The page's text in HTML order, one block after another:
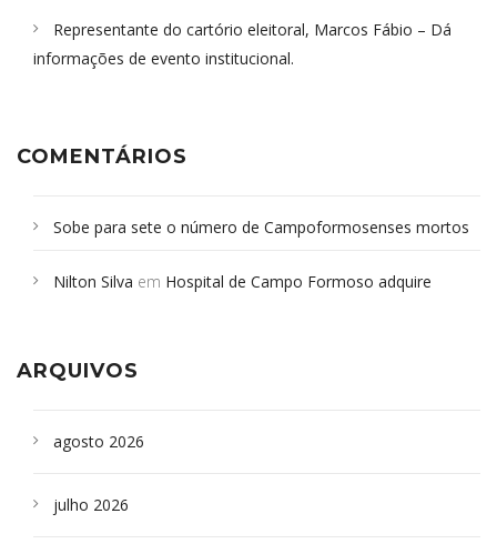
Representante do cartório eleitoral, Marcos Fábio – Dá
informações de evento institucional.
COMENTÁRIOS
Sobe para sete o número de Campoformosenses mortos
Campoformosenses que morreram em desabamentos são
Nilton Silva em Hospital de Campo Formoso adquire
ARQUIVOS
agosto 2026
julho 2026